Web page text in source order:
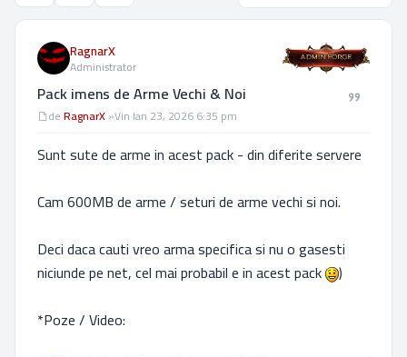
RagnarX
Administrator
Pack imens de Arme Vechi & Noi
Mesaj
deRagnarX»Vin Ian 23, 2026 6:35 pm
Sunt sute de arme in acest pack - din diferite servere
Cam 600MB de arme / seturi de arme vechi si noi.
Deci daca cauti vreo arma specifica si nu o gasesti
niciunde pe net, cel mai probabil e in acest pack
)
*Poze / Video: